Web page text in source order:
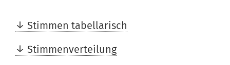
Stimmen tabellarisch
Stimmenverteilung